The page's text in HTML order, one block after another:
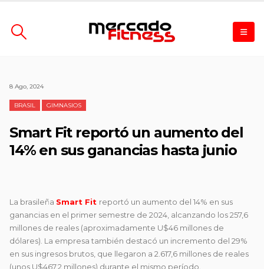
8 Ago, 2024
BRASIL GIMNASIOS
Smart Fit reportó un aumento del
14% en sus ganancias hasta junio
La brasileña Smart Fit reportó un aumento del 14% en sus
ganancias en el primer semestre de 2024, alcanzando los 257,6
millones de reales (aproximadamente U$46 millones de
dólares). La empresa también destacó un incremento del 29%
en sus ingresos brutos, que llegaron a 2.617,6 millones de reales
(unos U$467,2 millones) durante el mismo período.